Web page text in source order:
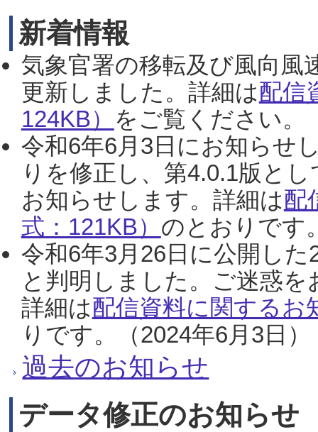
新着情報
気象官署の移転及び風向風
更新しました。詳細は配信
124KB） をご覧ください。
令和6年6月3日にお知らせ
りを修正し、第4.0.1版と
お知らせします。詳細は配
式：121KB） のとおりです
令和6年3月26日に公開し
と判明しました。ご迷惑
詳細は配信資料に関するお
りです。（2024年6月3日）
過去のお知らせ
データ修正のお知らせ